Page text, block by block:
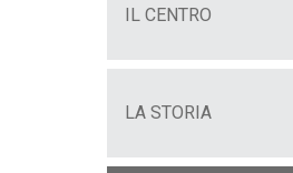
IL CENTRO
LA STORIA